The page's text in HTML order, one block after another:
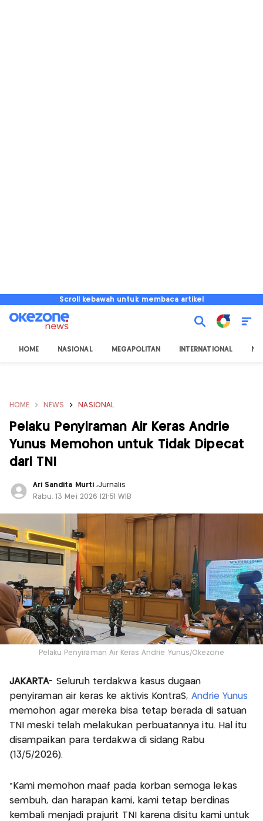
Scroll kebawah untuk membaca artikel
HOME NASIONAL MEGAPOLITAN INTERNATIONAL
HOME NEWS NASIONAL
Pelaku Penyiraman Air Keras Andrie
Yunus Memohon untuk Tidak Dipecat
dari TNI
Ari Sandita Murti ,Jurnalis
Rabu, 13 Mei 2026 |21:51 WIB
Pelaku Penyiraman Air Keras Andrie Yunus/Okezone
JAKARTA- Seluruh terdakwa kasus dugaan
penyiraman air keras ke aktivis KontraS, Andrie Yunus
memohon agar mereka bisa tetap berada di satuan
TNI meski telah melakukan perbuatannya itu. Hal itu
disampaikan para terdakwa di sidang Rabu
(13/5/2026).
"Kami memohon maaf pada korban semoga lekas
sembuh, dan harapan kami, kami tetap berdinas
kembali menjadi prajurit TNI karena disitu kami untuk